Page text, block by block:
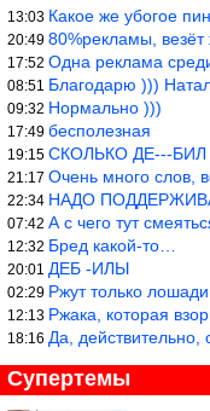
13:03 Какое же убогое пиндосское ничего.
20:49 80%рекламы, везёт же
17:52 Одна реклама среди
08:51 Благодарю )))
09:32 Нормально )))
17:49 бесполезная
19:15 СКОЛЬКО ДЕ---БИЛ НАРУШАЮТ
21:17 Очень много слов, всё это
22:34 НАДО
07:42 А с чего тут смеяться? Как
12:32 Бред какой-то…
20:01 ДЕБ -ИЛЫ
02:29 Ржут только
12:13 Ржака, которая взорвала интернет?
18:16 Да, действительно, от этой
Супертемы